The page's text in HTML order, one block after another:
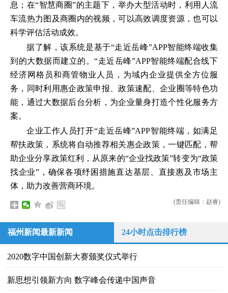
息；在“智慧商圈”的主题下，举办大型活动时，利用人流
车流热力图及商圈内的视频，可以高效调度资源，也可以
科学评估活动成效。
据了解，该系统是基于“走近岳峰”APP智能终端收集
到的大数据而建立的。“走近岳峰”APP智能终端配合线下
经济网格员和商管物业人员，为域内企业提供全方位服
务，同时利用惠企政策申报、政策速配、企业圈等特色功
能，通过大数据后台分析，为企业量身打造个性化服务方
案。
企业工作人员打开“走近岳峰”APP智能终端，如满足
帮扶政策，系统将自动推荐相关惠企政策，一键匹配，帮
助企业分享政策红利，从原来的“企业找政策”转变为“政策
找企业”，确保各项纾困措施直达基层、直接惠及市场主
体，助力改善营商环境。
(责任编辑：赵睿)
福州新闻最新新闻 24小时点击排行榜
2020数字中国创新大赛颁奖仪式举行
新思想引领新方向 数字峰会传递中国声音